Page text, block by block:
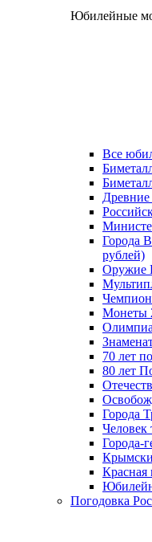
Юбилейные
Все
Древние
Города
рублей)
Оружие
Монеты
70 лет
80 лет
Города
Человек
Города-
Красная
Погодовка